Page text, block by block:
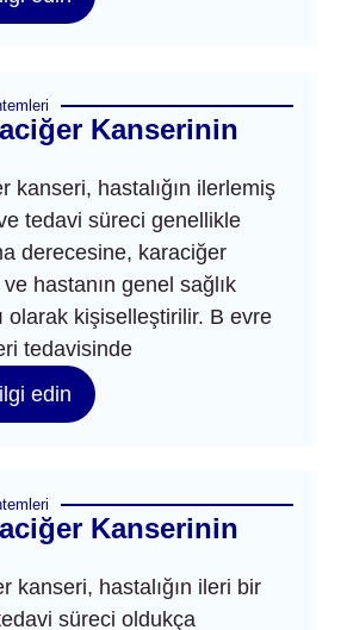
Kanserinin
kanseri, hastalığın ilerlemiş
tedavi süreci genellikle
derecesine, karaciğer
hastanın genel sağlık
olarak kişiselleştirilir. B evre
tedavisinde
edin
Kanserinin
kanseri, hastalığın ileri bir
süreci oldukça